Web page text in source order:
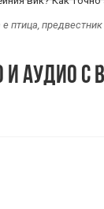
птица,
и аудио с